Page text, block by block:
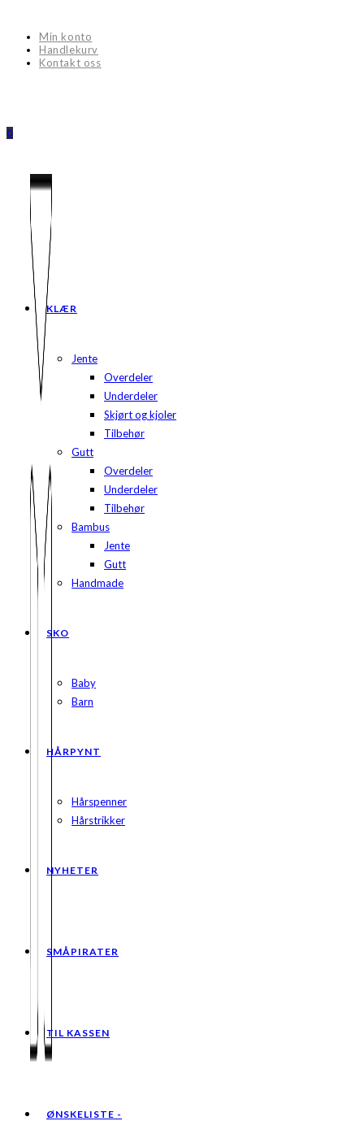
contentMin konto
Handlekurv
Kontakt oss
0
KLÆR
Jente
Overdeler
Underdeler
Skjørt og kjoler
Tilbehør
Gutt
Overdeler
Underdeler
Tilbehør
Bambus
Jente
Gutt
Handmade
SKO
Baby
Barn
HÅRPYNT
Hårspenner
Hårstrikker
NYHETER
SMÅPIRATER
TIL KASSEN
ØNSKELISTE -